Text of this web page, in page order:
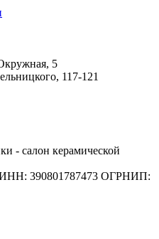
5
117-121
- салон керамической
390801787473 ОГРНИП: